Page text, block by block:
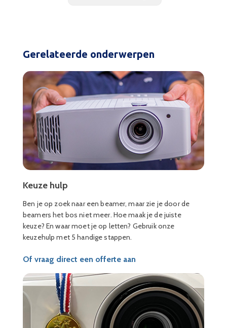
Gerelateerde onderwerpen
Keuze hulp
Ben je op zoek naar een beamer, maar zie je door de
beamers het bos niet meer. Hoe maak je de juiste
keuze? En waar moet je op letten? Gebruik onze
keuzehulp met 5 handige stappen.
Of vraag direct een offerte aan